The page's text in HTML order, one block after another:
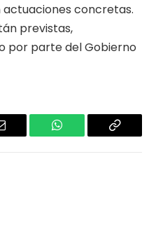
concretas.
previstas,
por parte del Gobierno
WhatsApp Copy